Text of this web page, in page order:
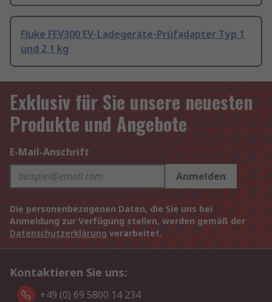
Fluke FEV300 EV-Ladegeräte-Prüfadapter Typ 1
und 2 1 kg
Exklusiv für Sie unsere neuesten
Produkte und Angebote
E-Mail-Anschrift
Anmelden
Die personenbezogenen Daten, die Sie uns bei
Anmeldung zur Verfügung stellen, werden gemäß der
Datenschutzerklärung verarbeitet.
Kontaktieren Sie uns:
+49 (0) 69 5800 14 234